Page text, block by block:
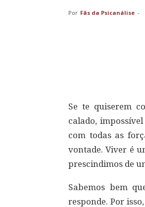
Por Fãs da Psicanálise -
Se te quiserem
calado,
com todas as
vontade. Viver é
prescindimos de
Sabemos bem
responde. Por